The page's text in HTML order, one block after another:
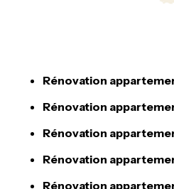
Rénovation
Rénovation
Rénovation
Rénovation
Rénovation